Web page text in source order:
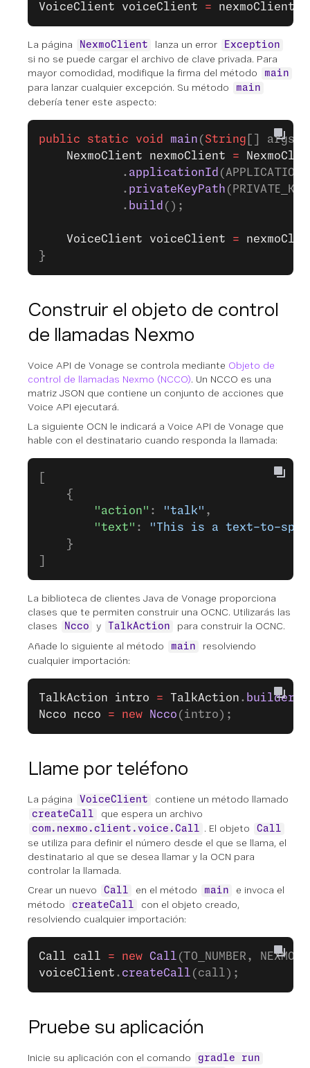
VoiceClient voiceClient = nexmoClient
La página NexmoClient lanza un error Exception
si no se puede cargar el archivo de clave privada. Para
mayor comodidad, modifique la firma del método
main
para lanzar cualquier excepción. Su método main
debería tener este aspecto:
public static void main (String [] args)
    NexmoClient
nexmoClient =
            .
applicationId
            .
privateKeyPath
            .
build ();
    VoiceClient
voiceClient =
}
Construir el objeto de control
de llamadas Nexmo
Voice API de Vonage se controla mediante Objeto de
control de llamadas Nexmo (NCCO). Un NCCO es una
matriz JSON que contiene un conjunto de acciones que
Voice API ejecutará.
La siguiente OCN le indicará a Voice API de Vonage que
hable con el destinatario cuando responda la llamada:
    {
        "action"
: "talk" ,
        "text"
:
"This is a text-to-
    }
La biblioteca de clientes Java de Vonage proporciona
clases que te permiten construir una OCNC. Utilizarás las
clases
Ncco y TalkAction
para construir la OCNC.
Añade lo siguiente al método
main
resolviendo
cualquier importación:
TalkAction intro = TalkAction . builder
Ncco ncco = new Ncco (intro);
Llame por teléfono
La página VoiceClient contiene un método llamado
createCall que espera un archivo
com.nexmo.client.voice.Call . El objeto Call
se utiliza para definir el número desde el que se llama, el
destinatario al que se desea llamar y la OCN para
controlar la llamada.
Crear un nuevo
Call en el método main
e invoca el
método
createCall
con el objeto creado,
resolviendo cualquier importación:
Call call = new Call (TO_NUMBER,
voiceClient . createCall (call);
Pruebe su aplicación
Inicie su aplicación con el comando gradle run